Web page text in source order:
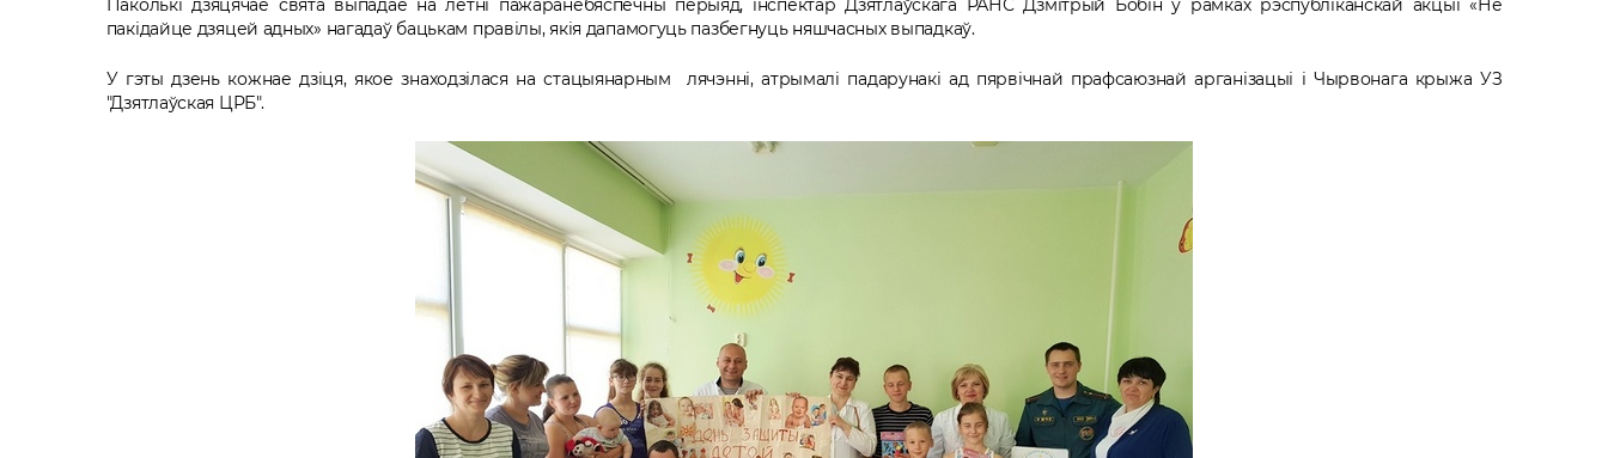
Паколькі дзяцячае свята выпадае на летні пажаранебяспечны перыяд, інспектар Дзятлаўскага РАНС Дзмітрый Бобін у рамках рэспубліканскай акцыі «Не
пакідайце дзяцей адных» нагадаў бацькам правілы, якія дапамогуць пазбегнуць няшчасных выпадкаў.
У гэты дзень кожнае дзіця, якое знаходзілася на стацыянарным лячэнні, атрымалi падарунакi ад пярвiчнай прафсаюзнай арганізацыі і Чырвонага крыжа УЗ
"Дзятлаўская ЦРБ".